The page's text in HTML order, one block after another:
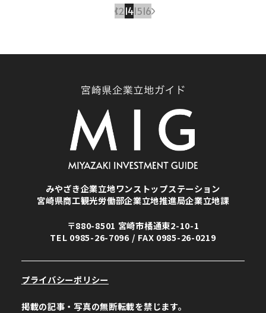
12141516
みやざき企業立地ワンストップステーション
宮崎県商工観光労働部企業立地推進局企業立地課
〒880-8501 宮崎市橘通東2-10-1
TEL 0985-26-7096/ FAX 0985-26-0219
プライバシーポリシー
掲載の記事・写真の無断転載を禁じます。